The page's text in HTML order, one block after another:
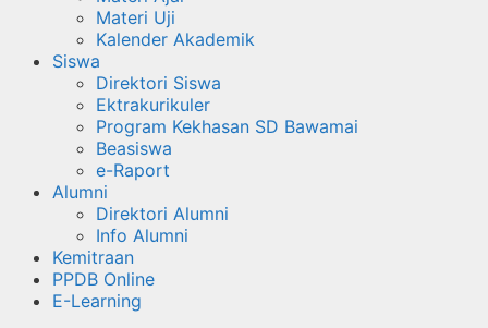
Materi Uji
Kalender Akademik
Siswa
Direktori Siswa
Ektrakurikuler
Program Kekhasan SD Bawamai
Beasiswa
e-Raport
Alumni
Direktori Alumni
Info Alumni
Kemitraan
PPDB Online
E-Learning